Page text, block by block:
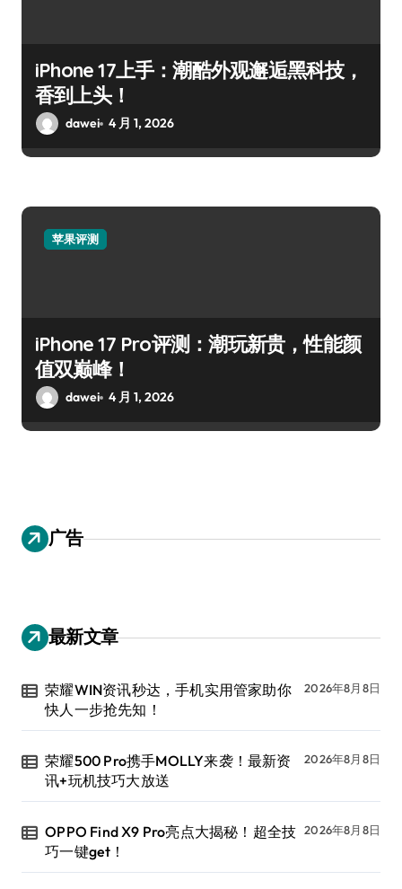
iPhone 17上手：潮酷外观邂逅黑科技，
香到上头！
dawei 4 月 1, 2026
苹果评测
iPhone 17 Pro评测：潮玩新贵，性能颜
值双巅峰！
dawei 4 月 1, 2026
广告
最新文章
荣耀WIN资讯秒达，手机实用管家助你
快人一步抢先知！
2026年8月8日
荣耀500 Pro携手MOLLY来袭！最新资
讯+玩机技巧大放送
2026年8月8日
OPPO Find X9 Pro亮点大揭秘！超全技
巧一键get！
2026年8月8日